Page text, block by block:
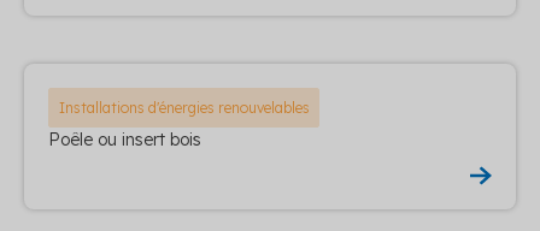
Installations d'énergies renouvelables
Poêle ou insert bois